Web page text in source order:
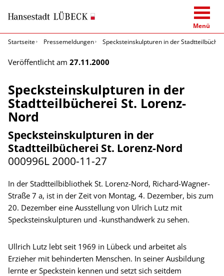
Menü
Startseite
Pressemeldungen Specksteinskulpturen in der
Veröffentlicht am 27.11.2000
Specksteinskulpturen in der
Stadtteilbücherei St. Lorenz-
Nord
Specksteinskulpturen in der
Stadtteilbücherei St. Lorenz-Nord
000996L 2000-11-27
In der Stadtteilbibliothek St. Lorenz-Nord, Richard-Wagner-
Straße 7 a, ist in der Zeit von Montag, 4. Dezember, bis zum
20. Dezember eine Ausstellung von Ulrich Lutz mit
Specksteinskulpturen und -kunsthandwerk zu sehen.
Ullrich Lutz lebt seit 1969 in Lübeck und arbeitet als
Erzieher mit behinderten Menschen. In seiner Ausbildung
lernte er Speckstein kennen und setzt sich seitdem